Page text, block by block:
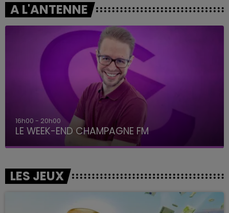
A L'ANTENNE
16h00 - 20h00
LE WEEK-END CHAMPAGNE FM
LES JEUX